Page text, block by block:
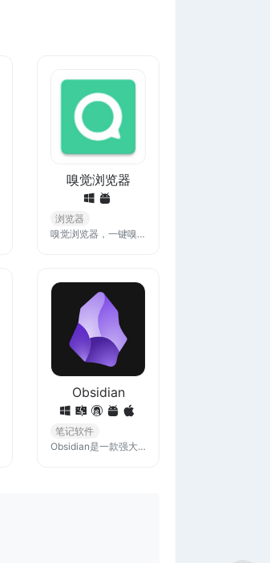
嗅觉浏览器
浏览器
嗅觉浏览器，一键嗅探全网免费音乐、视频、软件、资料、资源，还支持各大商店的浏览器插件，实现各种功能
Obsidian
笔记软件
Obsidian是一款强大且可扩展的知识库，它运行在本地纯文本文件夹之上。该应用程序支持Markdown，具有整洁的界面和方便的无干扰写作模式。